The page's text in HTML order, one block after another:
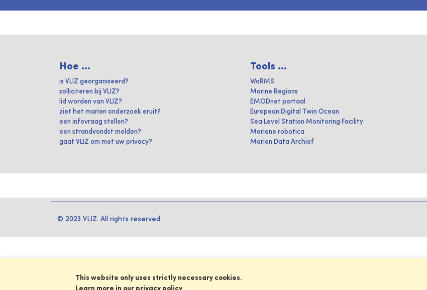
Hoe ...
is VLIZ georganiseerd?
solliciteren bij VLIZ?
lid worden van VLIZ?
ziet het marien onderzoek eruit?
een infovraag stellen?
een strandvondst melden?
gaat VLIZ om met uw privacy?
Tools ...
WoRMS
Marine Regions
EMODnet portaal
European Digital Twin Ocean
Sea Level Station Monitoring Facility
Mariene robotica
Marien Data Archief
© 2023 VLIZ. All rights reserved
This website only uses strictly necessary cookies.
Learn more in our privacy policy